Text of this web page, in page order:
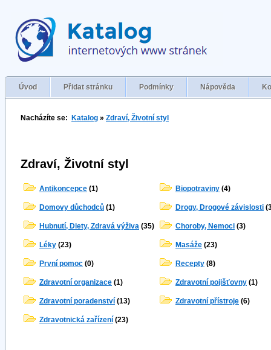
Úvod Přidat stránku Podmínky Nápověda
Nacházíte se: Katalog » Zdraví, Životní styl
Zdraví, Životní styl
Antikoncepce (1) Biopotraviny (4)
Domovy důchodců (1) Drogy, Drogové závislosti
Hubnutí, Diety, Zdravá výživa (35) Choroby, Nemoci (3)
Léky (23) Masáže (23)
První pomoc (0) Recepty (8)
Zdravotní organizace (1) Zdravotní pojišťovny (1)
Zdravotní poradenství (13) Zdravotní přístroje (6)
Zdravotnická zařízení (23)